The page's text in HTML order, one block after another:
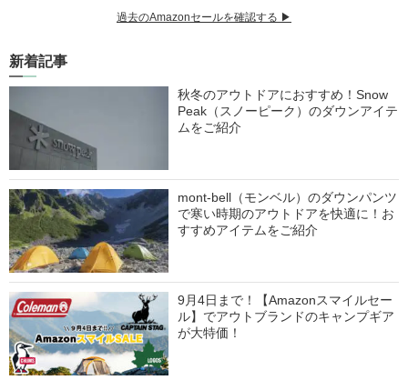
過去のAmazonセールを確認する ▶︎
新着記事
秋冬のアウトドアにおすすめ！Snow
Peak（スノーピーク）のダウンアイテ
ムをご紹介
mont-bell（モンベル）のダウンパンツ
で寒い時期のアウトドアを快適に！お
すすめアイテムをご紹介
9月4日まで！【Amazonスマイルセー
ル】でアウトブランドのキャンプギア
が大特価！